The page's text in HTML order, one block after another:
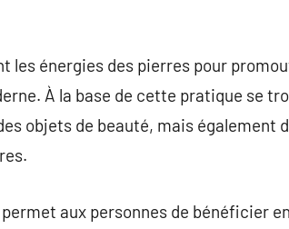
énergies des pierres pour
À la base de cette pratique se
objets de beauté, mais également
aux personnes de bénéficier